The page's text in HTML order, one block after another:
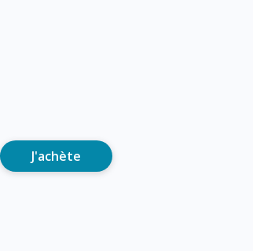
J'achète